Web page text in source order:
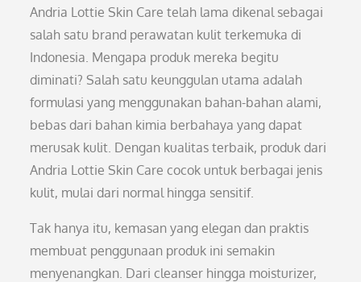
Andria Lottie Skin Care telah lama dikenal sebagai
salah satu brand perawatan kulit terkemuka di
Indonesia. Mengapa produk mereka begitu
diminati? Salah satu keunggulan utama adalah
formulasi yang menggunakan bahan-bahan alami,
bebas dari bahan kimia berbahaya yang dapat
merusak kulit. Dengan kualitas terbaik, produk dari
Andria Lottie Skin Care cocok untuk berbagai jenis
kulit, mulai dari normal hingga sensitif.
Tak hanya itu, kemasan yang elegan dan praktis
membuat penggunaan produk ini semakin
menyenangkan. Dari cleanser hingga moisturizer,